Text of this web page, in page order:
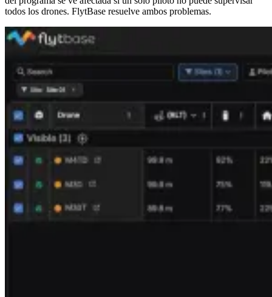
todos los drones. FlytBase resuelve ambos problemas.